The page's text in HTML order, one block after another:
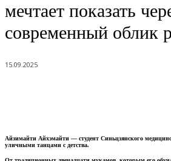
мечтает показать
современный облик
15.09.2025
Айзимайти Айхэмайти — студент Синьцзянского
уличными танцами с детства.